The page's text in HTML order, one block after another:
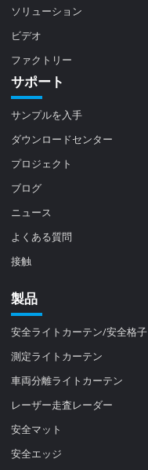
ソリューション
ビデオ
ファクトリー
サポート
サンプルを入手
ダウンロードセンター
プロジェクト
ブログ
ニュース
よくある質問
接触
製品
安全ライトカーテン/安全格子
測定ライトカーテン
車両分離ライトカーテン
レーザー走査レーダー
安全マット
安全エッジ